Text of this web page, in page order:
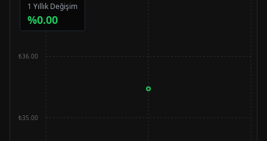
1 Yıllık Değişim
%0.00
₺35.00
₺36.00